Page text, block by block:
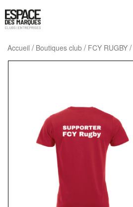
Accueil Boutiques club FCY RUGBY